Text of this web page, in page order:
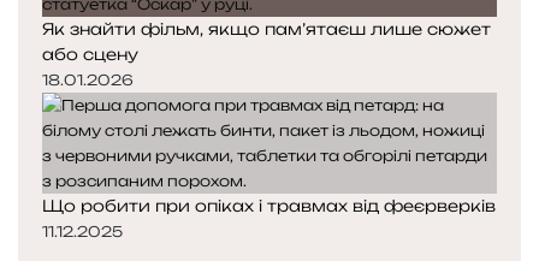
Як знайти фільм, якщо пам’ятаєш лише сюжет
або сцену
18.01.2026
Що робити при опіках і травмах від феєрверків
11.12.2025